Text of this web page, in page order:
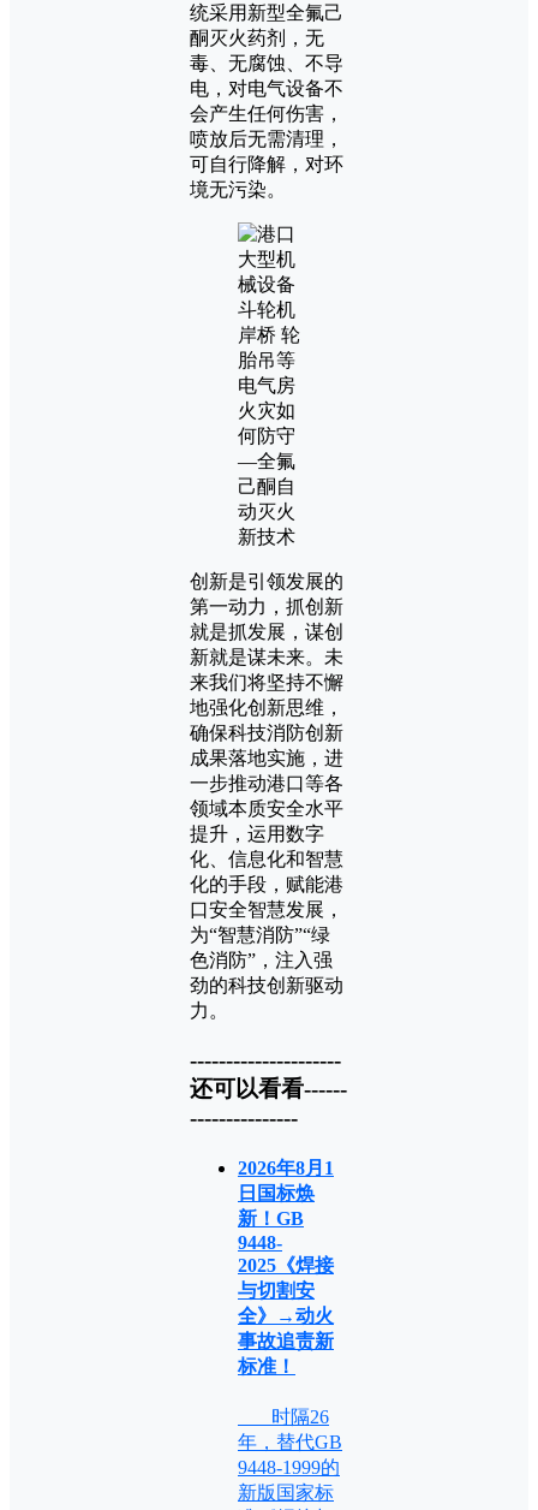
统采用新型全氟己
酮灭火药剂，无
毒、无腐蚀、不导
电，对电气设备不
会产生任何伤害，
喷放后无需清理，
可自行降解，对环
境无污染。
创新是引领发展的
第一动力，抓创新
就是抓发展，谋创
新就是谋未来。未
来我们将坚持不懈
地强化创新思维，
确保科技消防创新
成果落地实施，进
一步推动港口等各
领域本质安全水平
提升，运用数字
化、信息化和智慧
化的手段，赋能港
口安全智慧发展，
为“智慧消防”“绿
色消防”，注入强
劲的科技创新驱动
力。
---------------------
还可以看看------
---------------
2026年8月1
日国标焕
新！GB
9448-
2025《焊接
与切割安
全》→动火
事故追责新
标准！
时隔26
年，替代GB
9448-1999的
新版国家标